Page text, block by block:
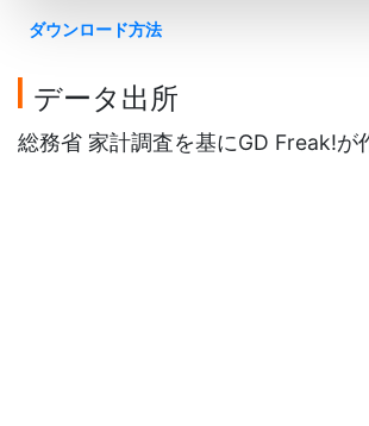
ダウンロード方法
データ出所
総務省 家計調査を基にGD Freak!が